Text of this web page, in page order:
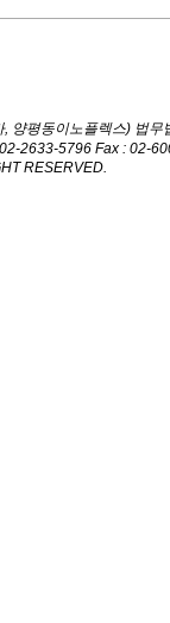
양평동이노플렉스) 법무
2633-5796 Fax : 02-
RESERVED.